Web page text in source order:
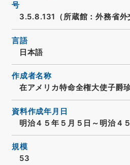
号
3.5.8.131（所蔵館：外務省外
言語
日本語
作成者名称
在アメリカ特命全権大使子爵
資料作成年月日
明治４５年５月５日～明治４
規模
53